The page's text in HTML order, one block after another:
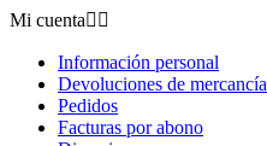
Mi cuenta 
Información personal
Devoluciones de mercancía
Pedidos
Facturas por abono